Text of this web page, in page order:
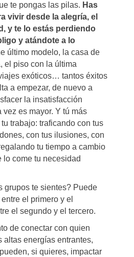
te pongas las pilas. Has
vivir desde la alegría, el
y te lo estás perdiendo
y atándote a lo
último modelo, la casa de
el piso con la última
exóticos… tantos éxitos
a empezar, de nuevo a
la insatisfacción
vez es mayor. Y tú más
trabajo: traficando con tus
con tus ilusiones, con
tu tiempo a cambio
lo come tu necesidad
grupos te sientes? Puede
el primero y el
el segundo y el tercero.
de conectar con quien
altas energías entrantes,
pueden, si quieres, impactar